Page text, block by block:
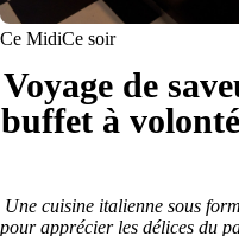
Ce MidiCe soir
Voyage de
buffet à
Une cuisine italienne sous
pour apprécier les délices du